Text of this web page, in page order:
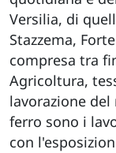
Versilia, di
Stazzema,
compresa tra
Agricoltura,
lavorazione
ferro sono i
con